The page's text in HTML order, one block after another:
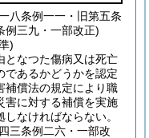
八条例一一・旧第五条
例三九・一部改正)
)
となつた傷病又は死亡
であるかどうかを認定
補償法の規定により職
害に対する補償を実施
なければならない。
三条例二六・一部改